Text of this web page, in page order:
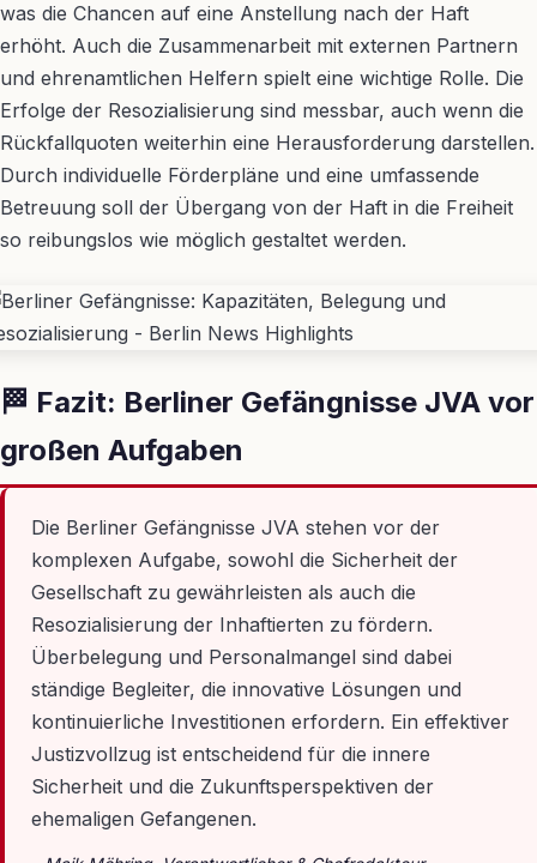
was die Chancen auf eine Anstellung nach der Haft
erhöht. Auch die Zusammenarbeit mit externen Partnern
und ehrenamtlichen Helfern spielt eine wichtige Rolle. Die
Erfolge der Resozialisierung sind messbar, auch wenn die
Rückfallquoten weiterhin eine Herausforderung darstellen.
Durch individuelle Förderpläne und eine umfassende
Betreuung soll der Übergang von der Haft in die Freiheit
so reibungslos wie möglich gestaltet werden.
🏁 Fazit: Berliner Gefängnisse JVA vor
großen Aufgaben
Die Berliner Gefängnisse JVA stehen vor der
komplexen Aufgabe, sowohl die Sicherheit der
Gesellschaft zu gewährleisten als auch die
Resozialisierung der Inhaftierten zu fördern.
Überbelegung und Personalmangel sind dabei
ständige Begleiter, die innovative Lösungen und
kontinuierliche Investitionen erfordern. Ein effektiver
Justizvollzug ist entscheidend für die innere
Sicherheit und die Zukunftsperspektiven der
ehemaligen Gefangenen.